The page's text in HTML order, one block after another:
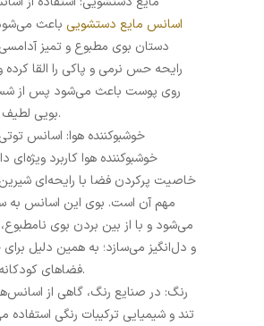
اسانس مایع دستشویی باعث
دستان بوی مطبوع و تمیز
رایحه حس نرمی و پاکی را القا کرده
روی پوست باعث می‌شود پس از
بویی لطیف و دلپذیر باقی بماند.
خوشبوکننده هوا: اسانس
خوشبوکننده هوا کاربرد
خاصیت پرکردن فضا با رایحه‌ای
مهم آن است. بوی این اسانس
می‌شود و با از بین بردن بوی
و دل‌انگیز می‌سازد؛ به همین دلیل برای
فضاهای کودکانه بسیار مناسب است.
رنگ: در صنایع رنگ، گاهی از
تند و شیمیایی ترکیبات رنگی